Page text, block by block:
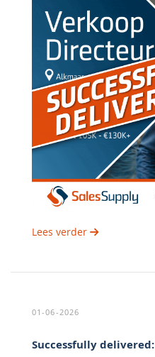
Lees verder
01-06-2026
Successfully